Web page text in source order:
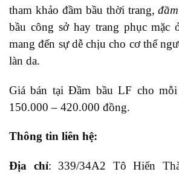
tham khảo đầm bầu thời trang,
bầu công sở hay trang phục mặc
mang đến sự dễ chịu cho cơ thể
làn da.
Giá bán tại Đầm bầu LF cho
150.000 – 420.000 đồng.
Thông tin liên hệ:
Địa chỉ: 339/34A2 Tô Hiến